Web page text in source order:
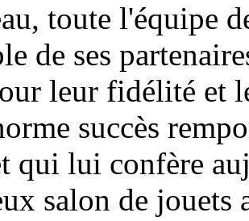
toute l'équipe
de ses
leur fidélité et
succès
qui lui confère
salon de jouets